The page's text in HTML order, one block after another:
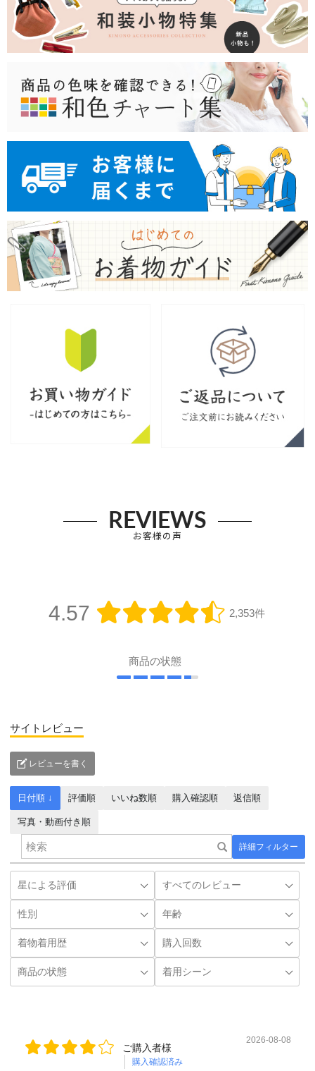
REVIEWS
お客様の声
4.57 2,353件
商品の状態
サイトレビュー
レビューを書く
詳細フィルター
日付順 ↓ 評価順 いいね数順 購入確認順 返信順
写真・動画付き順
ご購入者様
購入確認済み
2026-08-08